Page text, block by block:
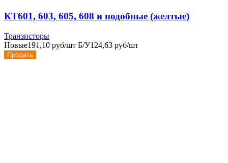
КТ601, 603, 605, 608 и подобные (желтые)
Транзисторы
Новые191,10 руб/шт Б/У124,63 руб/шт
Продать